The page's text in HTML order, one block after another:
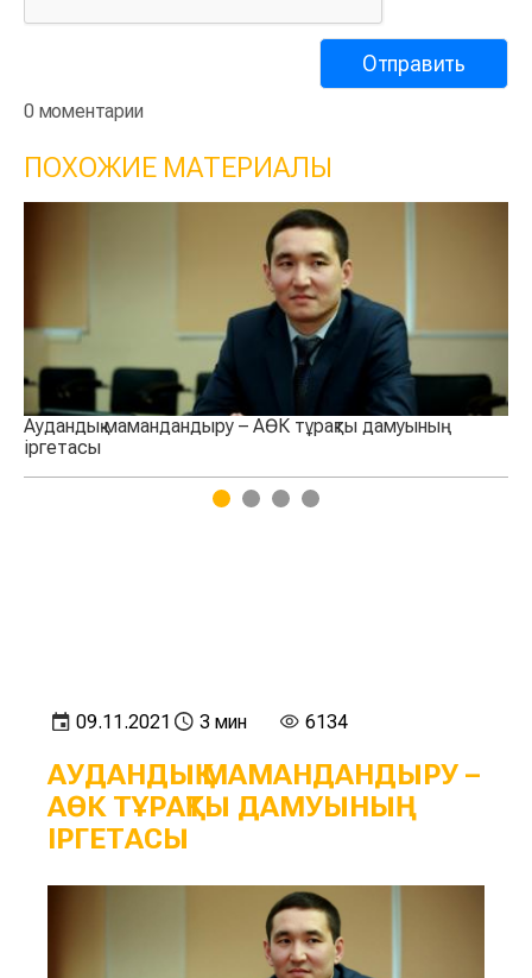
0 моментарии
ПОХОЖИЕ МАТЕРИАЛЫ
Аудандық мамандандыру – АӨК тұрақты дамуының
іргетасы
1 2 3 4
09.11.2021 3 мин 6134
АУДАНДЫҚ МАМАНДАНДЫРУ –
АӨК ТҰРАҚТЫ ДАМУЫНЫҢ
ІРГЕТАСЫ